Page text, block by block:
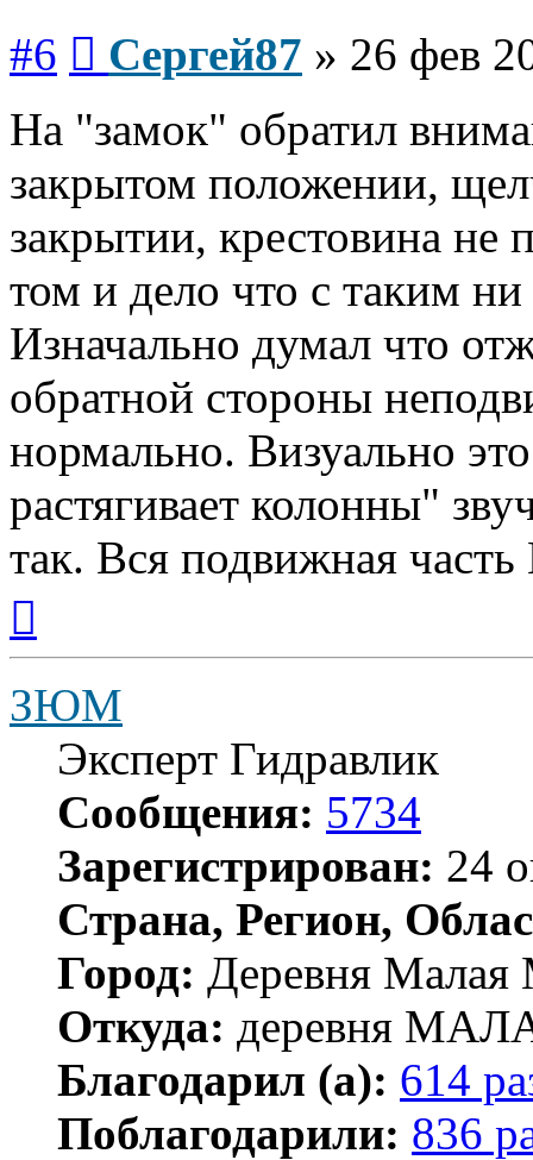
#6 Сергей87 » 26 фев
На "замок" обратил
закрытом положении,
закрытии, крестовина
том и дело что с таким ни
Изначально думал что
обратной стороны
нормально. Визуально
растягивает колонны"
так. Вся подвижная
началу
ЗЮМ
Эксперт Гидравлик
Сообщения: 5734
Зарегистрирован: 24
Страна, Регион,
Город: Деревня Малая
Откуда: деревня
Благодарил (а): 614
Поблагодарили: 836